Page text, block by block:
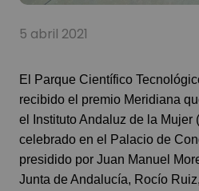
5 abril 2021
El Parque Científico
recibido el premio Meridiana
el
Instituto Andaluz de la Mujer
celebrado en el Palacio de
presidido por Juan Manuel
Junta de Andalucía, Rocío